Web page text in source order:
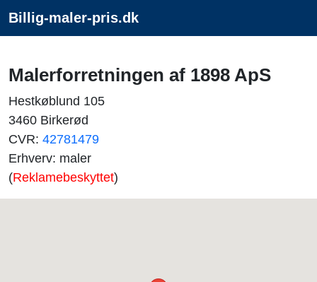
Billig-maler-pris.dk
Malerforretningen af 1898 ApS
Hestkøblund 105
3460 Birkerød
CVR: 42781479
Erhverv: maler
(Reklamebeskyttet)